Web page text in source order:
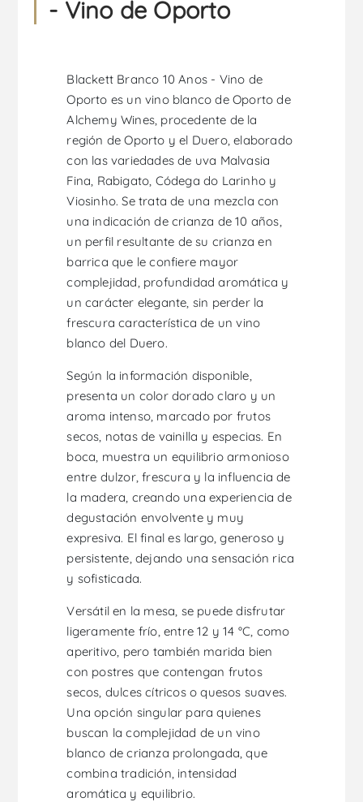
- Vino de Oporto
Blackett Branco 10 Anos - Vino de
Oporto es un vino blanco de Oporto de
Alchemy Wines, procedente de la
región de Oporto y el Duero, elaborado
con las variedades de uva Malvasia
Fina, Rabigato, Códega do Larinho y
Viosinho. Se trata de una mezcla con
una indicación de crianza de 10 años,
un perfil resultante de su crianza en
barrica que le confiere mayor
complejidad, profundidad aromática y
un carácter elegante, sin perder la
frescura característica de un vino
blanco del Duero.
Según la información disponible,
presenta un color dorado claro y un
aroma intenso, marcado por frutos
secos, notas de vainilla y especias. En
boca, muestra un equilibrio armonioso
entre dulzor, frescura y la influencia de
la madera, creando una experiencia de
degustación envolvente y muy
expresiva. El final es largo, generoso y
persistente, dejando una sensación rica
y sofisticada.
Versátil en la mesa, se puede disfrutar
ligeramente frío, entre 12 y 14 °C, como
aperitivo, pero también marida bien
con postres que contengan frutos
secos, dulces cítricos o quesos suaves.
Una opción singular para quienes
buscan la complejidad de un vino
blanco de crianza prolongada, que
combina tradición, intensidad
aromática y equilibrio.